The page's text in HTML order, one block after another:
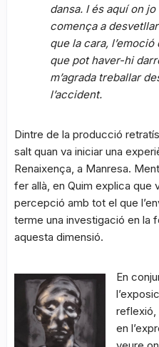
dansa. I és aquí on
comença a
que la cara, l’emoció
que pot haver-hi
m’agrada treballar
l’accident.
Dintre de la producció
salt quan va iniciar una
Renaixença, a Manresa.
fer allà, en Quim explica que
percepció amb tot el que
terme una investigació en la
aquesta dimensió.
En
reflexió,
en